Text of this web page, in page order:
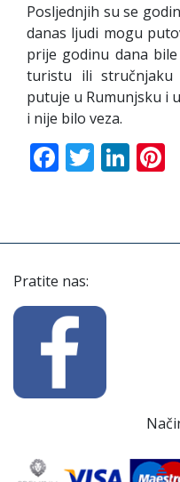
Posljednjih su se
danas ljudi mogu
prije godinu dana
turistu ili stručnjaku
putuje u Rumunjsku i
i nije bilo veza.
Facebook
Twitter
Pratite nas: